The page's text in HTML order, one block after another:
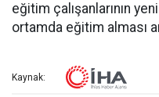
eğitim çalışanlarının
ortamda eğitim alması
Kaynak: